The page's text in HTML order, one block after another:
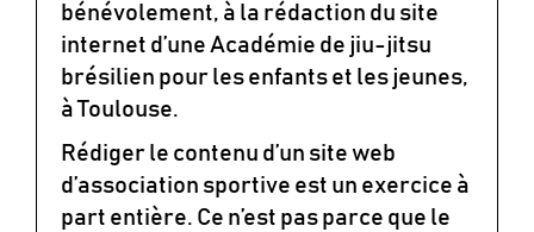
bénévolement, à la rédaction du site
internet d’une Académie de jiu-jitsu
brésilien pour les enfants et les jeunes,
à Toulouse.
Rédiger le contenu d’un site web
d’association sportive est un exercice à
part entière. Ce n’est pas parce que le